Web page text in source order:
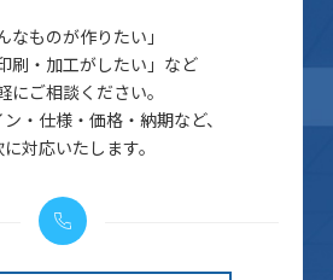
なものが作りたい」
刷・加工がしたい」など
にご相談ください。
・仕様・価格・納期など、
対応いたします。